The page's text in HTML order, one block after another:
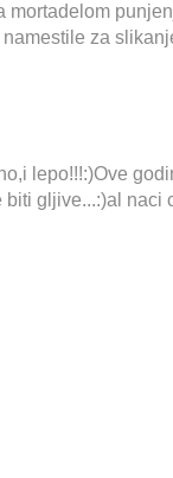
mortadelom
za
lepo!!!:)Ove
gljive...:)al naci